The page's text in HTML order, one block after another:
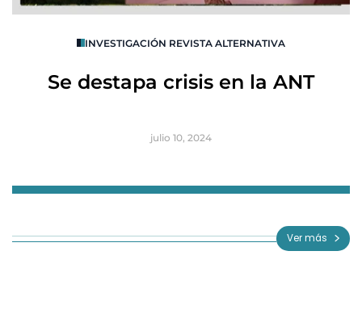
INVESTIGACIÓN REVISTA ALTERNATIVA
Se destapa crisis en la ANT
julio 10, 2024
3
Ver más